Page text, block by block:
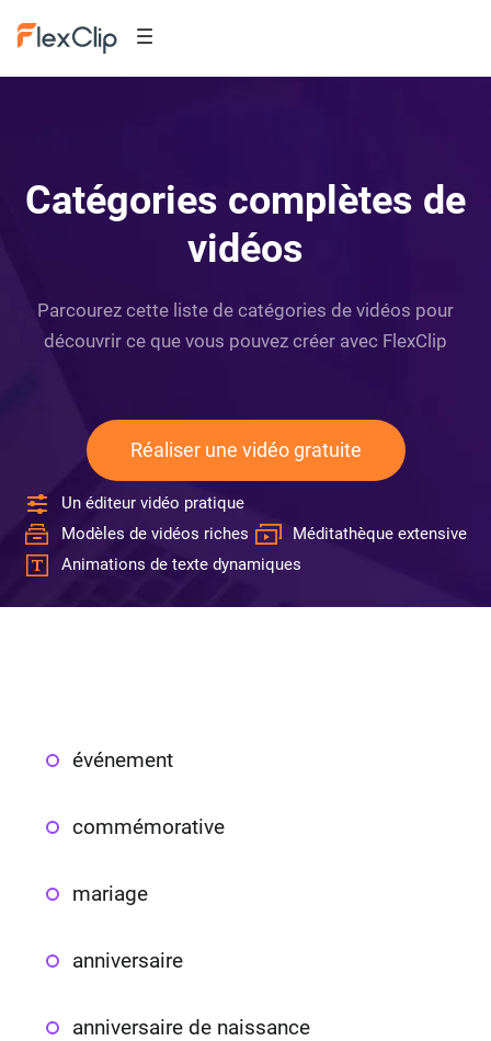
Catégories complètes de
vidéos
Parcourez cette liste de catégories de vidéos pour
découvrir ce que vous pouvez créer avec FlexClip
Réaliser une vidéo gratuite
Un éditeur vidéo pratique
Modèles de vidéos riches
Méditathèque extensive
Animations de texte dynamiques
événement
commémorative
mariage
anniversaire
anniversaire de naissance